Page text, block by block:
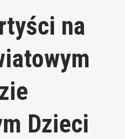
na
Dzieci